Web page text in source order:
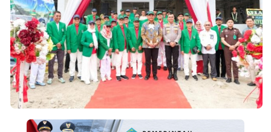
Peristiwa
Olahraga
Ekonomi
Memori